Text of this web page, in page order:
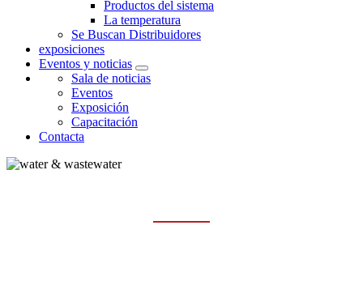
Productos del sistema
La temperatura
Se Buscan Distribuidores
exposiciones
Eventos y noticias
Sala de noticias
Eventos
Exposición
Capacitación
Contacta